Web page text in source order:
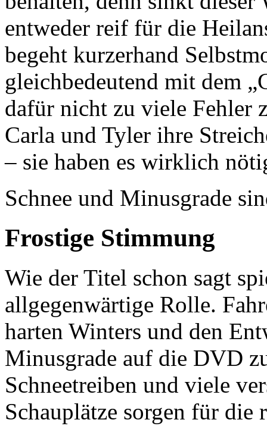
entweder reif für die
begeht kurzerhand
gleichbedeutend mit dem
dafür nicht zu viele Fehler
Carla und Tyler ihre
– sie haben es wirklich
Schnee und Minusgrade
Frostige Stimmung
Wie der Titel schon sagt
allgegenwärtige Rolle.
harten Winters und den
Minusgrade auf die DVD
Schneetreiben und viele
Schauplätze sorgen für